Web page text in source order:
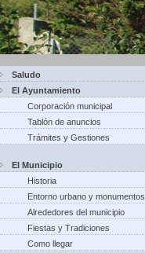
Saludo
El Ayuntamiento
Corporación municipal
Tablón de anuncios
Trámites y Gestiones
El Municipio
Historia
Entorno urbano y monumentos
Alrededores del municipio
Fiestas y Tradiciones
Como llegar